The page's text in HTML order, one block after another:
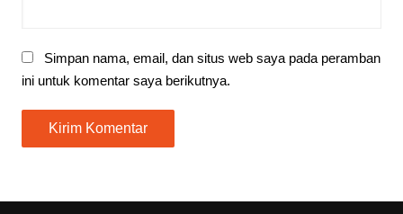
Simpan nama, email, dan situs web saya pada peramban
ini untuk komentar saya berikutnya.